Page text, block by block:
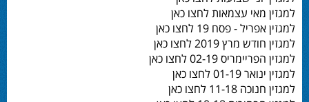
למגזין מאי עצמאות לחצו כאן
למגזין אפריל - פסח 19 לחצו כאן
למגזין חודש מרץ 2019 לחצו כאן
למגזין הפריימריס 02-19 לחצו כאן
למגזין ינואר 01-19 לחצו כאן
למגזין חנוכה 11-18 לחצו כאן